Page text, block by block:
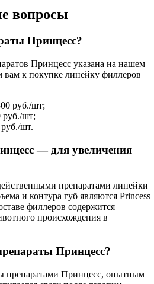
вопросы
Принцесс?
Принцесс указана на нашем
к покупке линейку филлеров
руб./шт;
руб./шт;
шт.
— для увеличения
препаратами линейки
и контура губ являются Princess
филлеров содержится
происхождения в
Принцесс?
препаратами Принцесс, опытным